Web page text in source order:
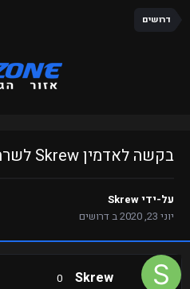
דרושים
בקשה לאדמין Skrew לשרת JailBreak
על-ידיSkrew
יוני 23, 2020
בדרושים
Skrew
0